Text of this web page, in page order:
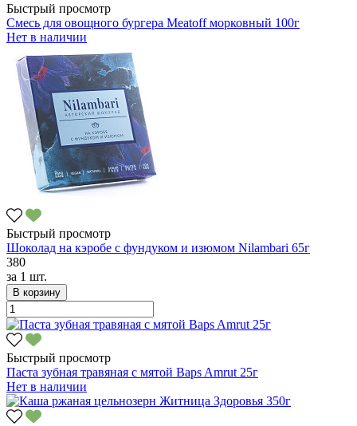
Быстрый просмотр
Смесь для овощного бургера Meatoff морковный 100г
Нет в наличии
Быстрый просмотр
Шоколад на кэробе с фундуком и изюмом Nilambari 65г
380
за 1 шт.
В корзину
Быстрый просмотр
Паста зубная травяная с мятой Baps Amrut 25г
Нет в наличии